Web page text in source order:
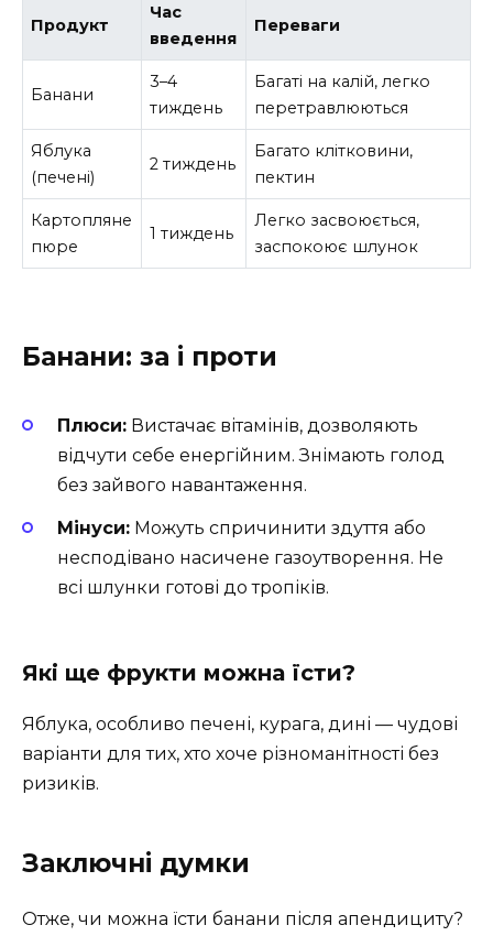
Продукт
Час
введення
Переваги
Банани
3–4
тиждень
Багаті на калій, легко
перетравлюються
Яблука
(печені)
2 тиждень
Багато клітковини,
пектин
Картопляне
пюре
1 тиждень
Легко засвоюється,
заспокоює шлунок
Банани: за і проти
Плюси: Вистачає вітамінів, дозволяють
відчути себе енергійним. Знімають голод
без зайвого навантаження.
Мінуси: Можуть спричинити здуття або
несподівано насичене газоутворення. Не
всі шлунки готові до тропіків.
Які ще фрукти можна їсти?
Яблука, особливо печені, курага, дині — чудові
варіанти для тих, хто хоче різноманітності без
ризиків.
Заключні думки
Отже, чи можна їсти банани після апендициту?